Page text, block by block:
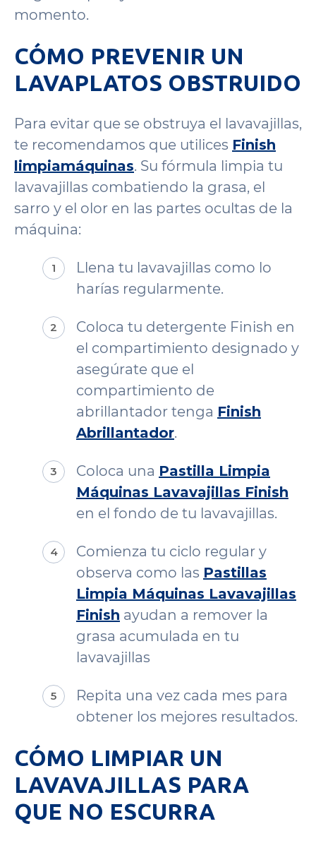
momento.
CÓMO PREVENIR UN
LAVAPLATOS OBSTRUIDO
Para evitar que se obstruya el lavavajillas,
te recomendamos que utilices Finish
limpiamáquinas. Su fórmula limpia tu
lavavajillas combatiendo la grasa, el
sarro y el olor en las partes ocultas de la
máquina:
Llena tu lavavajillas como lo
harías regularmente.
Coloca tu detergente Finish en
el compartimiento designado y
asegúrate que el
compartimiento de
abrillantador tenga Finish
Abrillantador.
Coloca una Pastilla Limpia
Máquinas Lavavajillas Finish
en el fondo de tu lavavajillas.
Comienza tu ciclo regular y
observa como las Pastillas
Limpia Máquinas Lavavajillas
Finish ayudan a remover la
grasa acumulada en tu
lavavajillas
Repita una vez cada mes para
obtener los mejores resultados.
CÓMO LIMPIAR UN
LAVAVAJILLAS PARA
QUE NO ESCURRA